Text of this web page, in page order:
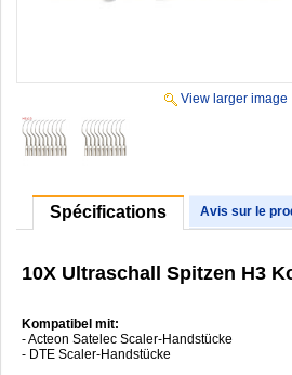
View larger image
Spécifications Avis sur le
10X Ultraschall Spitzen H3
Kompatibel mit:
- Acteon Satelec Scaler-Handstücke
- DTE Scaler-Handstücke